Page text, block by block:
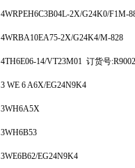
4WRPEH6C3B04L-2X/G24K0/F1M-
4WRBA10EA75-2X/G24K4/M-828
4TH6E06-14/VT23M01 订货号
3 WE 6 A6X/EG24N9K4
3WH6A5X
3WH6B53
3WE6B62/EG24N9K4